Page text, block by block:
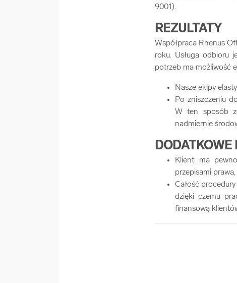
9001).
REZULTATY
Współpraca Rhenus
roku. Usługa odbioru
potrzeb ma możliwość
Nasze ekipy
Po zniszczeniu
W ten sposób
nadmiernie
DODATKOWE
Klient ma
przepisami
Całość
dzięki czemu
finansową